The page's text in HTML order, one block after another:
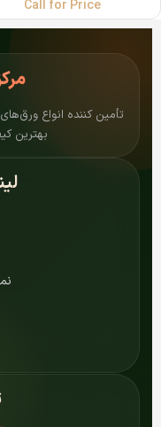
Call for Price
تأمین کننده انواع
بهترین